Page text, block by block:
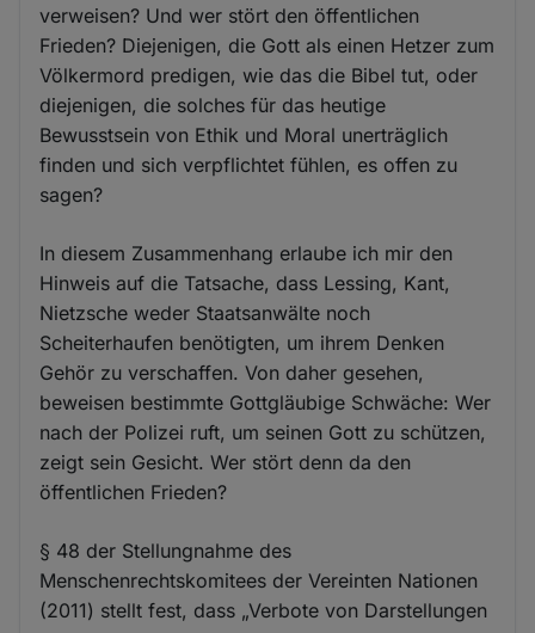
verweisen? Und wer stört den öffentlichen
Frieden? Diejenigen, die Gott als einen Hetzer zum
Völkermord predigen, wie das die Bibel tut, oder
diejenigen, die solches für das heutige
Bewusstsein von Ethik und Moral unerträglich
finden und sich verpflichtet fühlen, es offen zu
sagen?
In diesem Zusammenhang erlaube ich mir den
Hinweis auf die Tatsache, dass Lessing, Kant,
Nietzsche weder Staatsanwälte noch
Scheiterhaufen benötigten, um ihrem Denken
Gehör zu verschaffen. Von daher gesehen,
beweisen bestimmte Gottgläubige Schwäche: Wer
nach der Polizei ruft, um seinen Gott zu schützen,
zeigt sein Gesicht. Wer stört denn da den
öffentlichen Frieden?
§ 48 der Stellungnahme des
Menschenrechtskomitees der Vereinten Nationen
(2011) stellt fest, dass „Verbote von Darstellungen